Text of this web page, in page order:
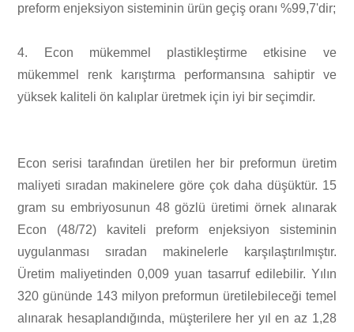
preform enjeksiyon sisteminin ürün geçiş oranı %99,7'dir;
4. Econ mükemmel plastikleştirme etkisine ve
mükemmel renk karıştırma performansına sahiptir ve
yüksek kaliteli ön kalıplar üretmek için iyi bir seçimdir.
Econ serisi tarafından üretilen her bir preformun üretim
maliyeti sıradan makinelere göre çok daha düşüktür. 15
gram su embriyosunun 48 gözlü üretimi örnek alınarak
Econ (48/72) kaviteli preform enjeksiyon sisteminin
uygulanması sıradan makinelerle karşılaştırılmıştır.
Üretim maliyetinden 0,009 yuan tasarruf edilebilir. Yılın
320 gününde 143 milyon preformun üretilebileceği temel
alınarak hesaplandığında, müşterilere her yıl en az 1,28